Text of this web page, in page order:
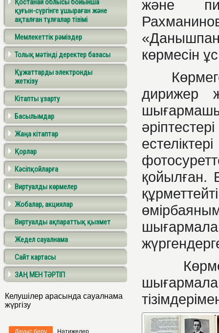
Қостанай облысы бойынша
қуғын-сүргінге ұшыраған және
ақталған тұлғалар тізімі
Мемлекеттік рәміздер
Толық мәтінді деректер базасы
Құжаттарды электронды
жеткізу
Кітапты ұзарту
Басылымдар
Жаңа кітаптар
Қорлар
Кәсіпқойларға
Виртуалды көрмелер
Жобалар, акциялар
Виртуалды ақпараттық қызмет
Жедел сауалнама
Сайт картасы
ЗАҢ МЕН ТӘРТІП
Келушілер арасында сауалнама
жүргізу
Дауыс беру Нәтижелер
және
көрмесін
дирижер
қойылған.